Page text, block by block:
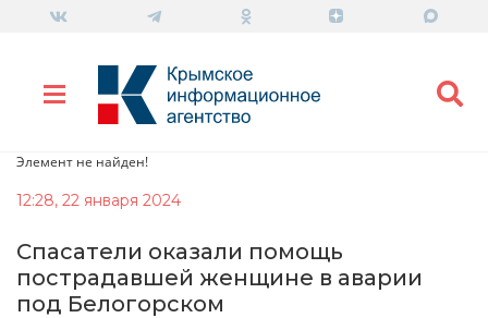
Элемент не найден!
12:28, 22 января 2024
Спасатели оказали помощь
пострадавшей женщине в аварии
под Белогорском